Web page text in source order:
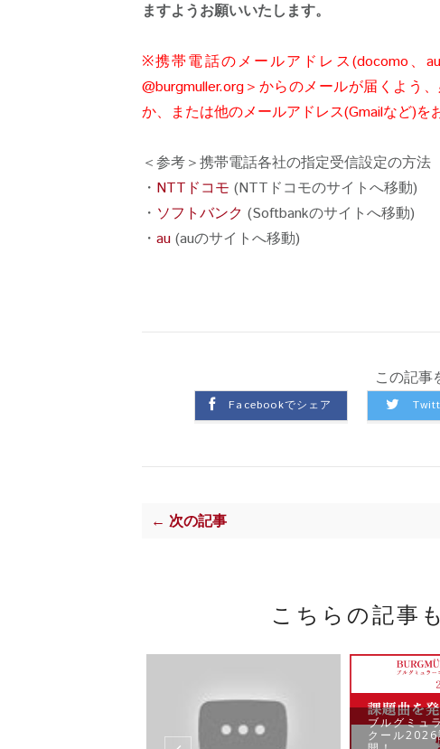
ますようお願いいたします。
※携帯電話のメールアドレス(docomo、
@burgmuller.org＞からのメールが届くよう
か、または他のメールアドレス(Gmailなど)を
＜参考＞携帯電話各社の指定受信設定の方法
・ NTTドコモ (NTTドコモのサイトへ移動)
・ ソフトバンク (Softbankのサイトへ移動)
・ au (auのサイトへ移動)
この記事
Facebookでシェア
← 次の記事
こちらの記事
ブルグミュ
クール2026